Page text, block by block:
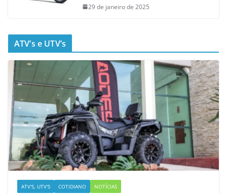
29 de janeiro de 2025
ATV’s e UTV’s
ATV'S, UTV'S COTIDIANO NOTÍCIAS